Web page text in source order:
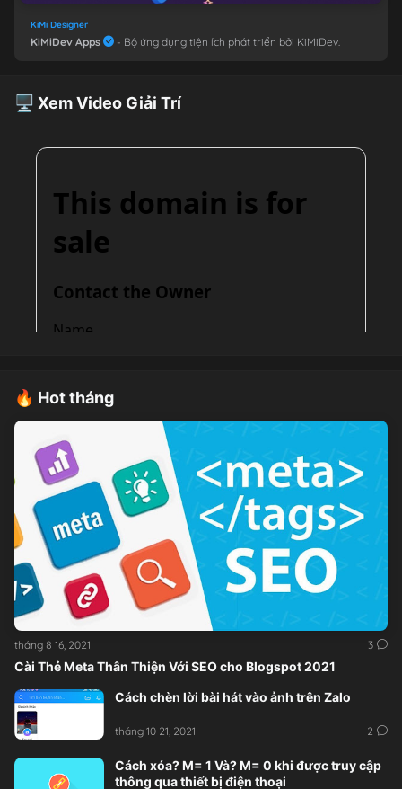
KiMi Designer
KiMiDev Apps - Bộ ứng dụng tiện ích phát triển bởi KiMiDev.
🖥 Xem Video Giải Trí
🔥 Hot tháng
Cài Thẻ Meta Thân Thiện Với SEO cho Blogspot 2021
tháng 8 16, 2021 3
Cách chèn lời bài hát vào ảnh trên Zalo
tháng 10 21, 2021 2
Cách xóa? M= 1 Và? M= 0 khi được truy cập
thông qua thiết bị điện thoại